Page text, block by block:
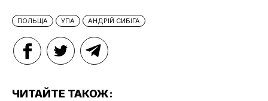
ПОЛЬЩА УПА АНДРІЙ СИБІГА
ЧИТАЙТЕ ТАКОЖ: